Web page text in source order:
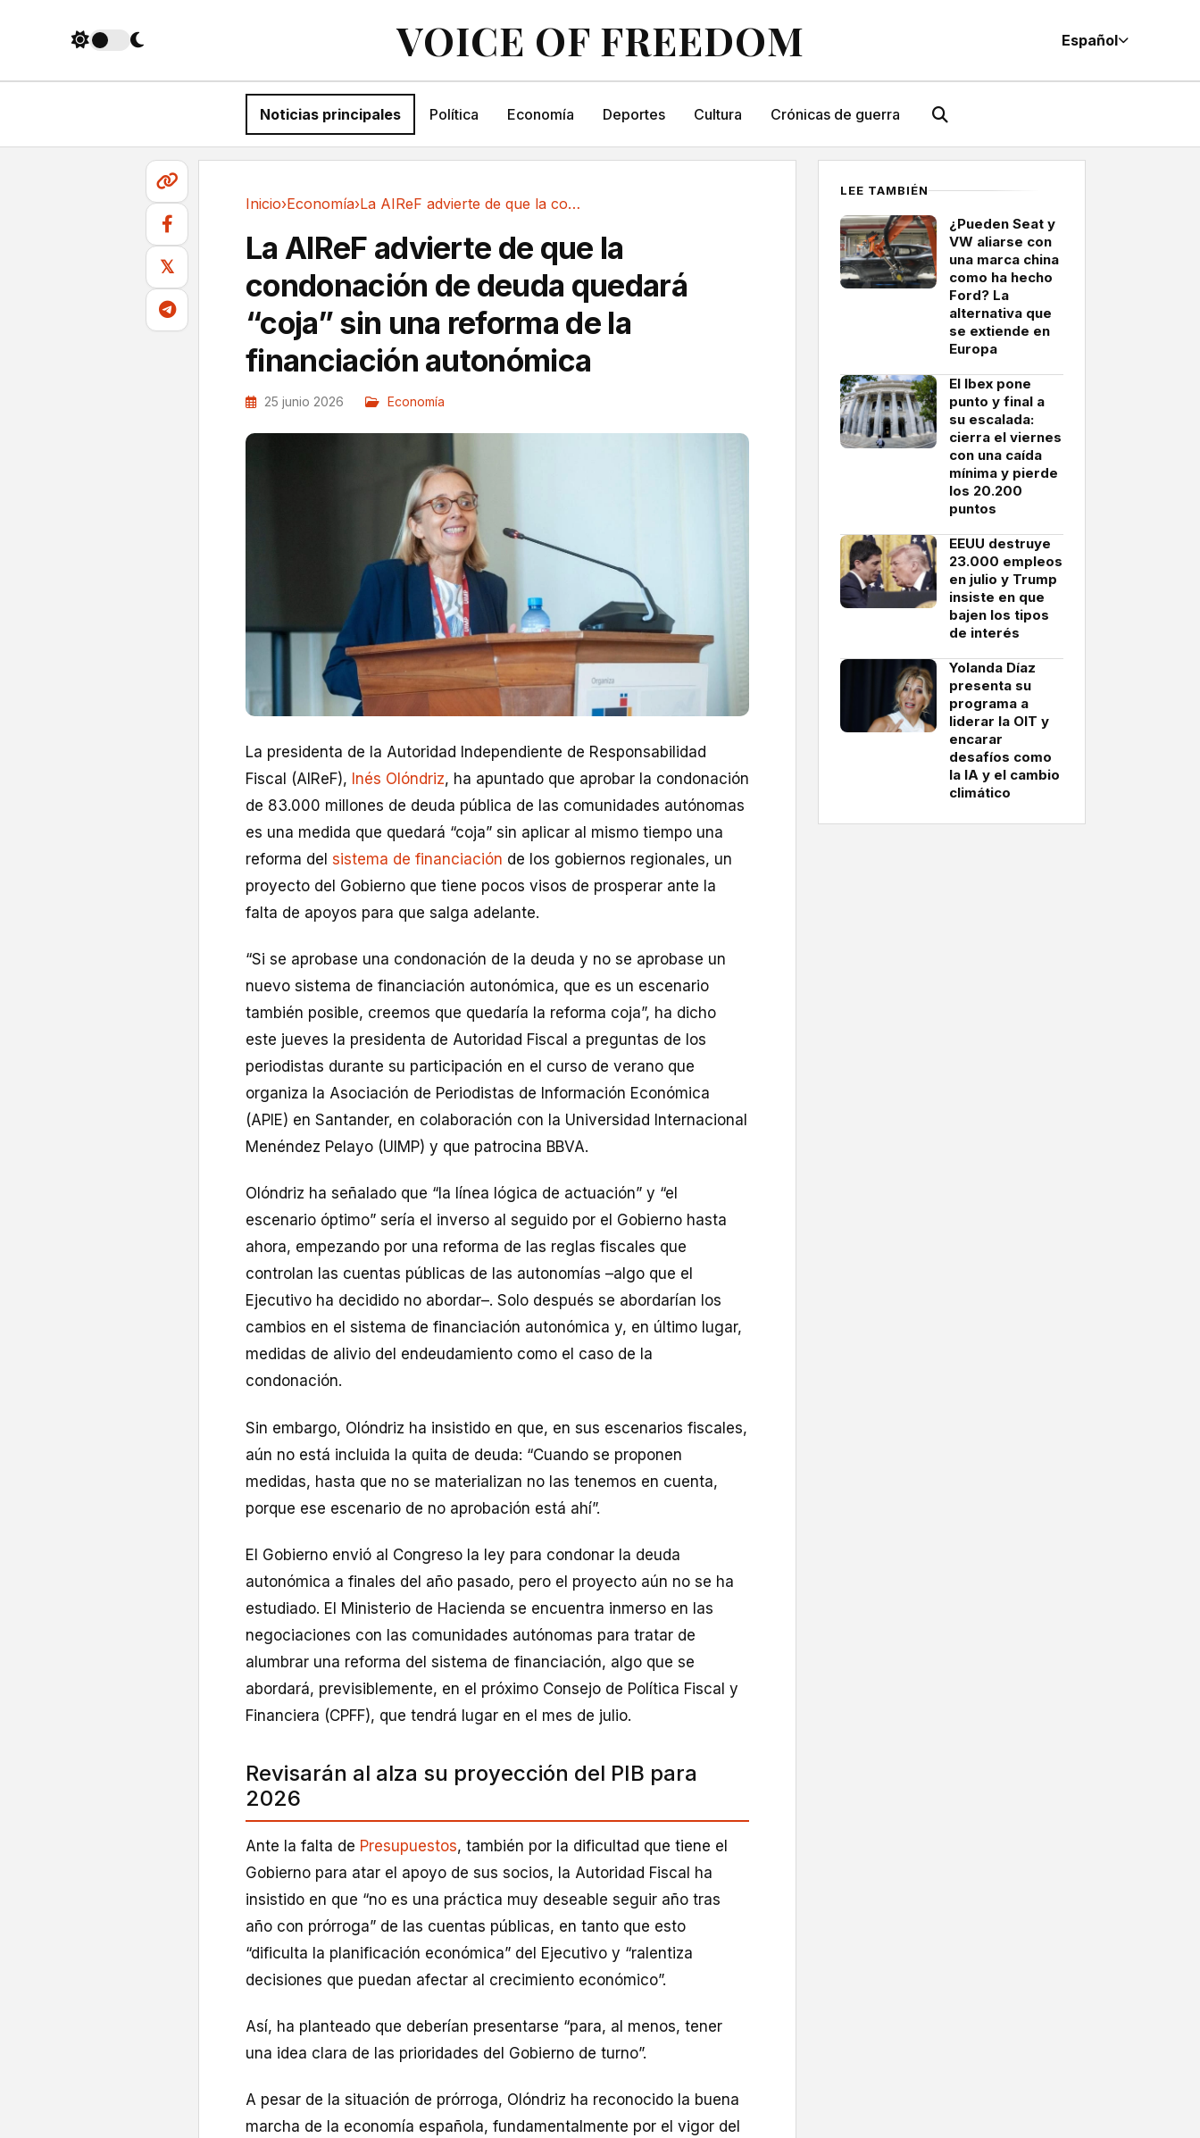
VOICE OF FREEDOM Español
Noticias principales Política Economía Deportes Cultura Crónicas de guerra
𝕏
Inicio›Economía› La AIReF advierte de que la condonación de...
La AIReF advierte de que la
condonación de deuda quedará
“coja” sin una reforma de la
financiación autonómica
25 junio 2026 Economía
La presidenta de la Autoridad Independiente de Responsabilidad
Fiscal (AIReF), Inés Olóndriz, ha apuntado que aprobar la condonación
de 83.000 millones de deuda pública de las comunidades autónomas
es una medida que quedará “coja” sin aplicar al mismo tiempo una
reforma del sistema de financiación de los gobiernos regionales, un
proyecto del Gobierno que tiene pocos visos de prosperar ante la
falta de apoyos para que salga adelante.
“Si se aprobase una condonación de la deuda y no se aprobase un
nuevo sistema de financiación autonómica, que es un escenario
también posible, creemos que quedaría la reforma coja”, ha dicho
este jueves la presidenta de Autoridad Fiscal a preguntas de los
periodistas durante su participación en el curso de verano que
organiza la Asociación de Periodistas de Información Económica
(APIE) en Santander, en colaboración con la Universidad Internacional
Menéndez Pelayo (UIMP) y que patrocina BBVA.
Olóndriz ha señalado que “la línea lógica de actuación” y “el
escenario óptimo” sería el inverso al seguido por el Gobierno hasta
ahora, empezando por una reforma de las reglas fiscales que
controlan las cuentas públicas de las autonomías –algo que el
Ejecutivo ha decidido no abordar–. Solo después se abordarían los
cambios en el sistema de financiación autonómica y, en último lugar,
medidas de alivio del endeudamiento como el caso de la
condonación.
Sin embargo, Olóndriz ha insistido en que, en sus escenarios fiscales,
aún no está incluida la quita de deuda: “Cuando se proponen
medidas, hasta que no se materializan no las tenemos en cuenta,
porque ese escenario de no aprobación está ahí”.
El Gobierno envió al Congreso la ley para condonar la deuda
autonómica a finales del año pasado, pero el proyecto aún no se ha
estudiado. El Ministerio de Hacienda se encuentra inmerso en las
negociaciones con las comunidades autónomas para tratar de
alumbrar una reforma del sistema de financiación, algo que se
abordará, previsiblemente, en el próximo Consejo de Política Fiscal y
Financiera (CPFF), que tendrá lugar en el mes de julio.
Revisarán al alza su proyección del PIB para
2026
Ante la falta de Presupuestos, también por la dificultad que tiene el
Gobierno para atar el apoyo de sus socios, la Autoridad Fiscal ha
insistido en que “no es una práctica muy deseable seguir año tras
año con prórroga” de las cuentas públicas, en tanto que esto
“dificulta la planificación económica” del Ejecutivo y “ralentiza
decisiones que puedan afectar al crecimiento económico”.
Así, ha planteado que deberían presentarse “para, al menos, tener
una idea clara de las prioridades del Gobierno de turno”.
A pesar de la situación de prórroga, Olóndriz ha reconocido la buena
marcha de la economía española, fundamentalmente por el vigor del
LEE TAMBIÉN
¿Pueden Seat y
VW aliarse con
una marca china
como ha hecho
Ford? La
alternativa que
se extiende en
Europa
El Ibex pone
punto y final a
su escalada:
cierra el viernes
con una caída
mínima y pierde
los 20.200
puntos
EEUU destruye
23.000 empleos
en julio y Trump
insiste en que
bajen los tipos
de interés
Yolanda Díaz
presenta su
programa a
liderar la OIT y
encarar
desafíos como
la IA y el cambio
climático